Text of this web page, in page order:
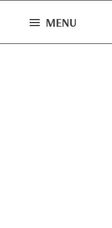
MENU